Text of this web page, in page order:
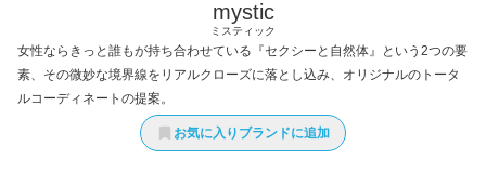
mystic
ミスティック
女性ならきっと誰もが持ち合わせている『セクシーと自然体』という2つの要
素、その微妙な境界線をリアルクローズに落とし込み、オリジナルのトータ
ルコーディネートの提案。
お気に入りブランドに追加